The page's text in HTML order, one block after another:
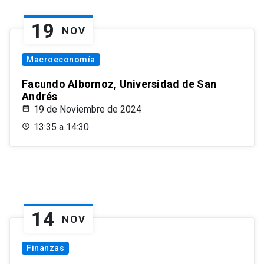
19 NOV
Macroeconomía
Facundo Albornoz, Universidad de San
Andrés
19 de Noviembre de 2024
13:35 a 14:30
14 NOV
Finanzas